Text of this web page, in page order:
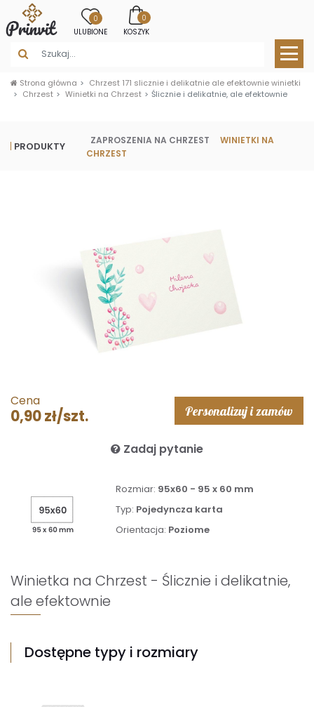
0
ULUBIONE
0
KOSZYK
Strona główna
Chrzest 171 slicznie i delikatnie ale efektownie winietki
Chrzest
Winietki na Chrzest Ślicznie i delikatnie, ale efektownie
PRODUKTY ZAPROSZENIA NA CHRZEST
WINIETKI NA
CHRZEST
Cena
0,90 zł/szt. Personalizuj i zamów
Zadaj pytanie
Rozmiar: 95x60 - 95 x 60 mm
Typ: Pojedyncza karta
Orientacja: Poziome
Winietka na Chrzest - Ślicznie i delikatnie,
ale efektownie
Dostępne typy i rozmiary